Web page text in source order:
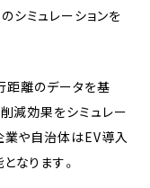
シミュレーションを
離のデータを基
減効果をシミュレー
業や自治体はEV導入
なります。